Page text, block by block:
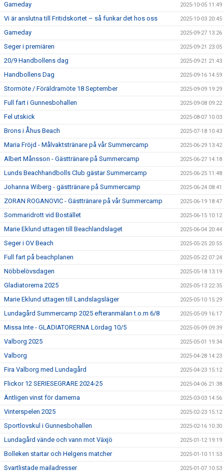
Gameday 2025-10-05 11:49
Vi är anslutna till Fritidskortet – så funkar det hos oss 2025-10-03 20:45
Gameday 2025-09-27 13:26
Seger i premiären 2025-09-21 23:05
20/9 Handbollens dag 2025-09-21 21:43
Handbollens Dag 2025-09-16 14:59
Stormöte / Föräldramöte 18 September 2025-09-09 19:29
Full fart i Gunnesbohallen 2025-09-08 09:22
Fel utskick 2025-08-07 10:03
Brons i Åhus Beach 2025-07-18 10:43
Maria Fröjd - Målvaktstränare på vår Summercamp 2025-06-29 13:42
Albert Månsson - Gästtränare på Summercamp 2025-06-27 14:18
Lunds Beachhandbolls Club gästar Summercamp 2025-06-25 11:48
Johanna Wiberg - gästtränare på Summercamp 2025-06-24 08:41
ZORAN ROGANOVIC - Gästtränare på vår Summercamp 2025-06-19 18:47
Sommaridrott vid Bostället 2025-06-15 10:12
Marie Eklund uttagen till Beachlandslaget 2025-06-04 20:44
Seger i OV Beach 2025-05-25 20:55
Full fart på beachplanen 2025-05-22 07:24
Nöbbelövsdagen 2025-05-18 13:19
Gladiatorerna 2025 2025-05-13 22:35
Marie Eklund uttagen till Landslagsläger 2025-05-10 15:29
Lundagård Summercamp 2025 efteranmälan t.o.m 6/8 2025-05-09 16:17
Missa Inte - GLADIATORERNA Lördag 10/5 2025-05-09 09:39
Valborg 2025 2025-05-01 19:34
Valborg 2025-04-28 14:23
Fira Valborg med Lundagård 2025-04-23 15:12
Flickor 12 SERIESEGRARE 2024-25 2025-04-06 21:38
Äntligen vinst för damerna 2025-03-03 14:56
Vinterspelen 2025 2025-02-23 15:12
Sportlovskul i Gunnesbohallen 2025-02-16 10:30
Lundagård vände och vann mot Växjö 2025-01-12 19:19
Bolleken startar och Helgens matcher 2025-01-10 11:53
Svartlistade mailadresser 2025-01-07 10:53